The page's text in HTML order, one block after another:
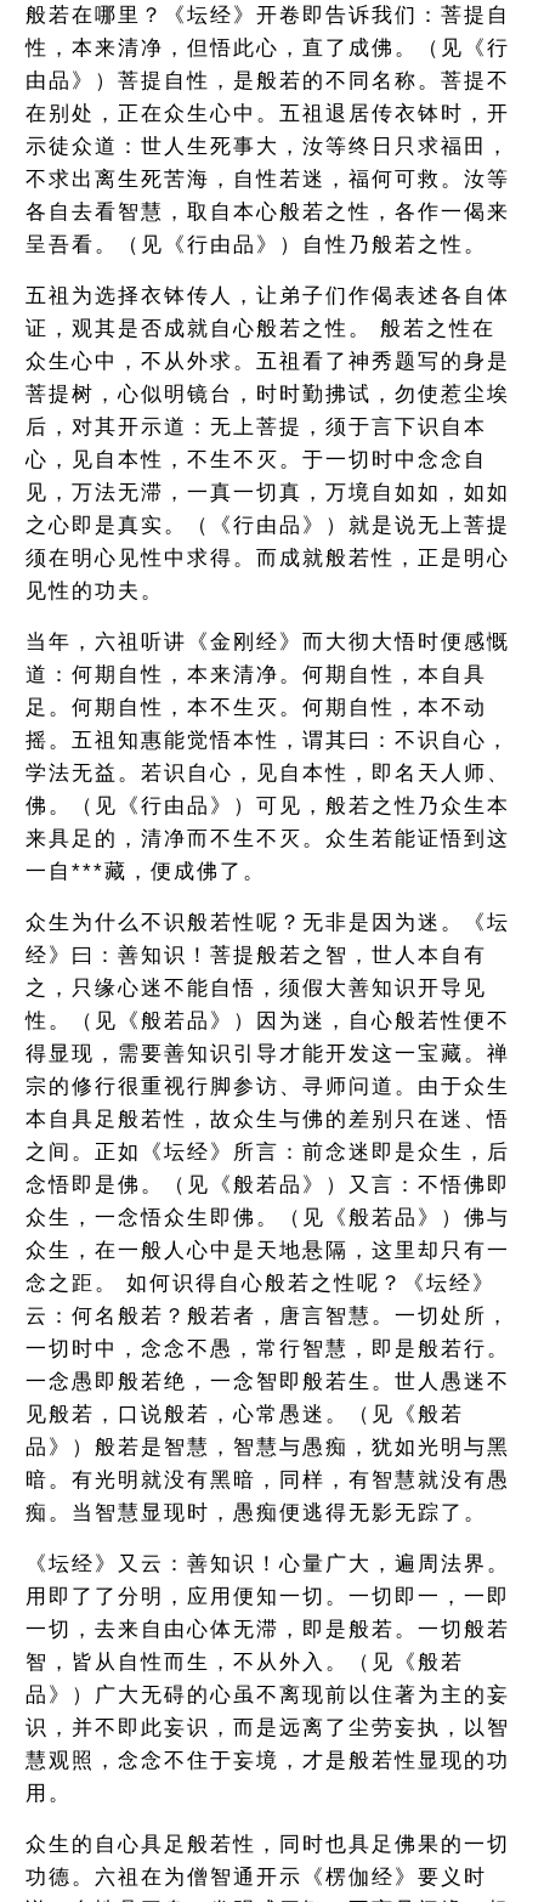
般若在哪里？《坛经》开卷即告诉我们：菩提自
性，本来清净，但悟此心，直了成佛。（见《行
由品》）菩提自性，是般若的不同名称。菩提不
在别处，正在众生心中。五祖退居传衣钵时，开
示徒众道：世人生死事大，汝等终日只求福田，
不求出离生死苦海，自性若迷，福何可救。汝等
各自去看智慧，取自本心般若之性，各作一偈来
呈吾看。（见《行由品》）自性乃般若之性。
五祖为选择衣钵传人，让弟子们作偈表述各自体
证，观其是否成就自心般若之性。 般若之性在
众生心中，不从外求。五祖看了神秀题写的身是
菩提树，心似明镜台，时时勤拂试，勿使惹尘埃
后，对其开示道：无上菩提，须于言下识自本
心，见自本性，不生不灭。于一切时中念念自
见，万法无滞，一真一切真，万境自如如，如如
之心即是真实。（《行由品》）就是说无上菩提
须在明心见性中求得。而成就般若性，正是明心
见性的功夫。
当年，六祖听讲《金刚经》而大彻大悟时便感慨
道：何期自性，本来清净。何期自性，本自具
足。何期自性，本不生灭。何期自性，本不动
摇。五祖知惠能觉悟本性，谓其曰：不识自心，
学法无益。若识自心，见自本性，即名天人师、
佛。（见《行由品》）可见，般若之性乃众生本
来具足的，清净而不生不灭。众生若能证悟到这
一自***藏，便成佛了。
众生为什么不识般若性呢？无非是因为迷。《坛
经》曰：善知识！菩提般若之智，世人本自有
之，只缘心迷不能自悟，须假大善知识开导见
性。（见《般若品》）因为迷，自心般若性便不
得显现，需要善知识引导才能开发这一宝藏。禅
宗的修行很重视行脚参访、寻师问道。由于众生
本自具足般若性，故众生与佛的差别只在迷、悟
之间。正如《坛经》所言：前念迷即是众生，后
念悟即是佛。（见《般若品》）又言：不悟佛即
众生，一念悟众生即佛。（见《般若品》）佛与
众生，在一般人心中是天地悬隔，这里却只有一
念之距。 如何识得自心般若之性呢？《坛经》
云：何名般若？般若者，唐言智慧。一切处所，
一切时中，念念不愚，常行智慧，即是般若行。
一念愚即般若绝，一念智即般若生。世人愚迷不
见般若，口说般若，心常愚迷。（见《般若
品》）般若是智慧，智慧与愚痴，犹如光明与黑
暗。有光明就没有黑暗，同样，有智慧就没有愚
痴。当智慧显现时，愚痴便逃得无影无踪了。
《坛经》又云：善知识！心量广大，遍周法界。
用即了了分明，应用便知一切。一切即一，一即
一切，去来自由心体无滞，即是般若。一切般若
智，皆从自性而生，不从外入。（见《般若
品》）广大无碍的心虽不离现前以住著为主的妄
识，并不即此妄识，而是远离了尘劳妄执，以智
慧观照，念念不住于妄境，才是般若性显现的功
用。
众生的自心具足般若性，同时也具足佛果的一切
功德。六祖在为僧智通开示《楞伽经》要义时